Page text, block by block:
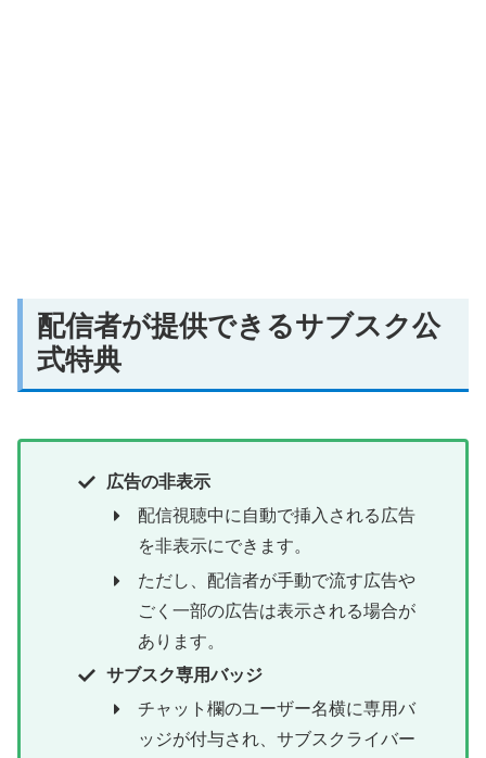
配信者が提供できるサブスク公
式特典
広告の非表示
配信視聴中に自動で挿入される広告
を非表示にできます。
ただし、配信者が手動で流す広告や
ごく一部の広告は表示される場合が
あります。
サブスク専用バッジ
チャット欄のユーザー名横に専用バ
ッジが付与され、サブスクライバー